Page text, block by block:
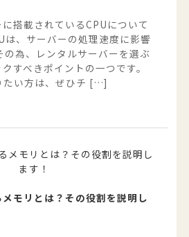
搭載されているCPUについて
は、サーバーの処理速度に影響
の為、レンタルサーバーを選ぶ
すべきポイントの一つです。
たい方は、ぜひチ […]
モリとは？その役割を説明し